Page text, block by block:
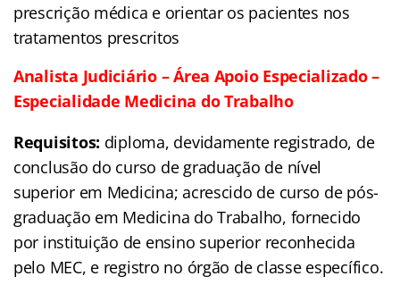
prescrição médica e orientar os pacientes nos
tratamentos prescritos
Analista Judiciário – Área Apoio Especializado –
Especialidade Medicina do Trabalho
Requisitos: diploma, devidamente registrado, de
conclusão do curso de graduação de nível
superior em Medicina; acrescido de curso de pós-
graduação em Medicina do Trabalho, fornecido
por instituição de ensino superior reconhecida
pelo MEC, e registro no órgão de classe específico.